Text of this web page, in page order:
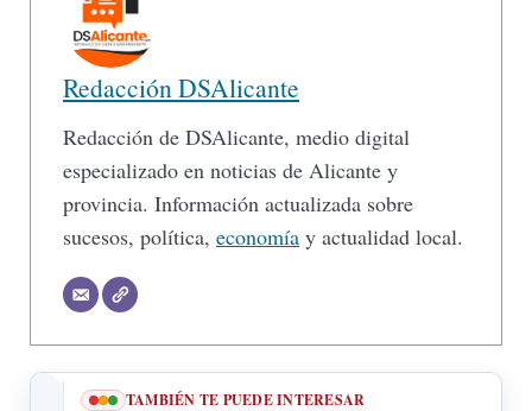
Redacción DSAlicante
Redacción de DSAlicante, medio digital
especializado en noticias de Alicante y
provincia. Información actualizada sobre
sucesos, política, economía y actualidad local.
TAMBIÉN TE PUEDE INTERESAR